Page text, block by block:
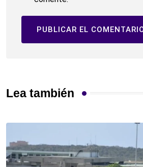
Lea también